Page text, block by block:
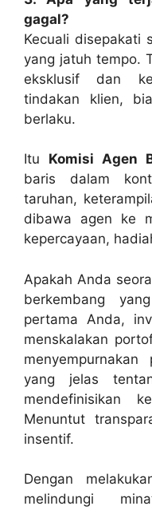
gagal?
Kecuali disepakati
yang jatuh tempo.
eksklusif dan
tindakan klien,
berlaku.
Itu Komisi Agen
baris dalam
taruhan,
dibawa agen ke
kepercayaan,
Apakah Anda
berkembang
pertama Anda,
menskalakan
yang jelas
mendefinisikan
Menuntut
insentif.
Dengan
melindungi